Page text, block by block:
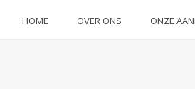
HOME OVER ONS ONZE